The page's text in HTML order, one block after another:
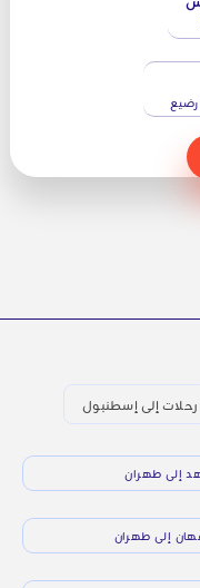
رحلات إلى إسطنبول
إلى طهران
إلى طهران